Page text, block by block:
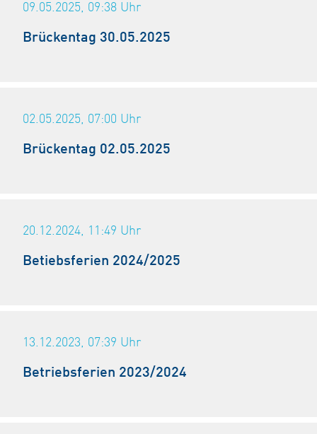
09.05.2025, 09:38 Uhr
Brückentag 30.05.2025
02.05.2025, 07:00 Uhr
Brückentag 02.05.2025
20.12.2024, 11:49 Uhr
Betiebsferien 2024/2025
13.12.2023, 07:39 Uhr
Betriebsferien 2023/2024